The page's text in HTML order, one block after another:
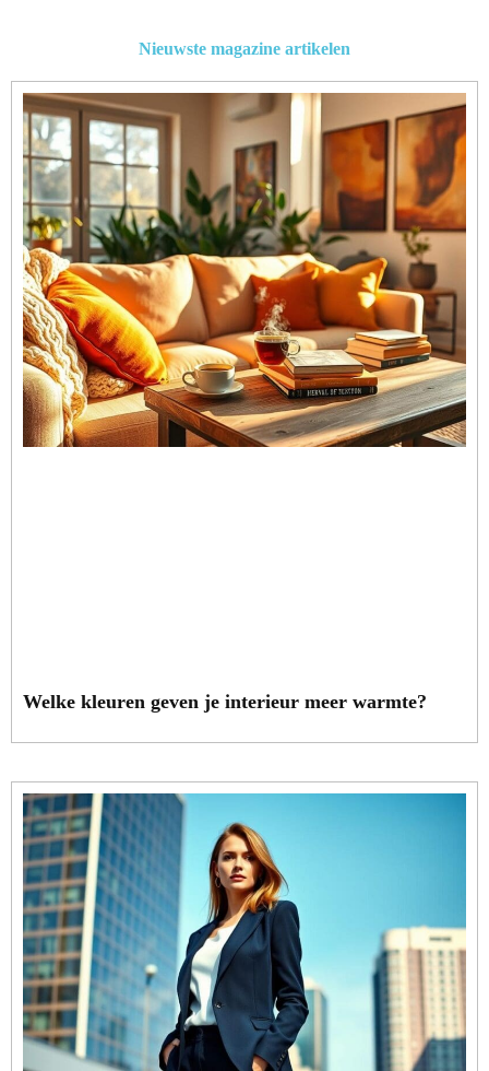
Nieuwste magazine artikelen
Welke kleuren geven je interieur meer warmte?